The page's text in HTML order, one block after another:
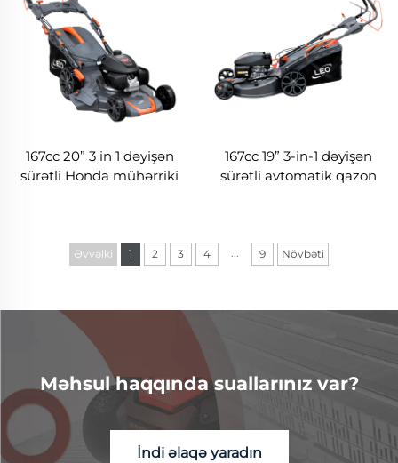
167cc 20” 3 in 1 dəyişən
sürətli Honda mühərriki
167cc 19” 3-in-1 dəyişən
sürətli avtomatik qazon
Əvvəlki 1 2 3 4 ... 9 Növbəti
Məhsul haqqında suallarınız var?
İndi əlaqə yaradın